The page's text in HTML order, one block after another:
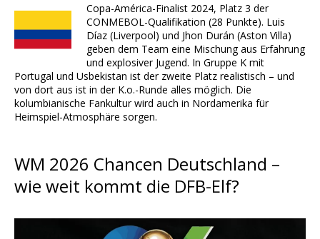
Copa-América-Finalist 2024, Platz 3 der
CONMEBOL-Qualifikation (28 Punkte). Luis
Díaz (Liverpool) und Jhon Durán (Aston Villa)
geben dem Team eine Mischung aus Erfahrung
und explosiver Jugend. In Gruppe K mit
Portugal und Usbekistan ist der zweite Platz realistisch – und
von dort aus ist in der K.o.-Runde alles möglich. Die
kolumbianische Fankultur wird auch in Nordamerika für
Heimspiel-Atmosphäre sorgen.
WM 2026 Chancen Deutschland –
wie weit kommt die DFB-Elf?